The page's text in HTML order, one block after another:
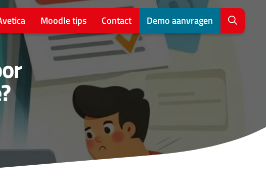
Moodle tips Contact Demo aanvragen